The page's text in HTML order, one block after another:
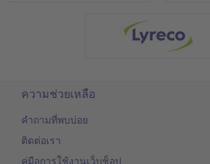
ความช่วยเหลือ
คำถามที่พบบ่อย
ติดต่อเรา
คู่มือการใช้งานเว็บช็อป